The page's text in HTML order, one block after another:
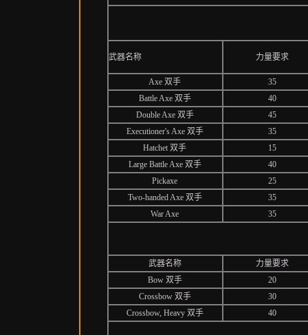
武器名称 力量要求
Axe 双手
35
Battle Axe 双手
40
Double Axe 双手
45
Executioner's Axe 双手
35
Hatchet 双手
15
Large Battle Axe 双手
40
Pickaxe
25
Two-handed Axe 双手
35
War Axe
35
武器名称
力量要求
Bow 双手
20
Crossbow 双手
30
Crossbow, Heavy 双手
40